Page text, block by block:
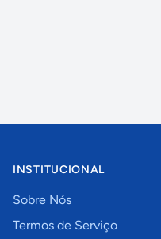
INSTITUCIONAL
Sobre Nós
Termos de Serviço